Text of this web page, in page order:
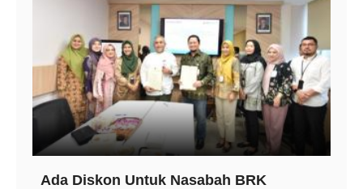
Ada Diskon Untuk Nasabah BRK